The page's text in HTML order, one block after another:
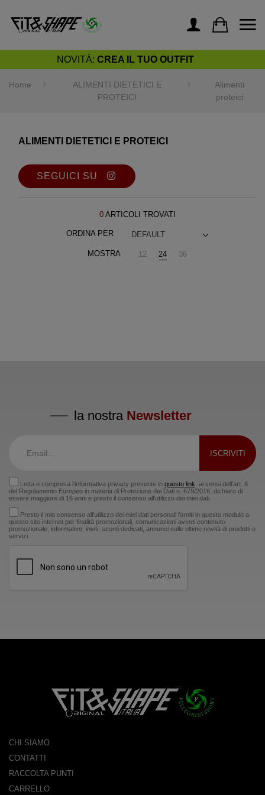
NOVITÀ: CREA IL TUO OUTFIT
Home
ALIMENTI DIETETICI E
PROTEICI
Alimenti
proteici
ALIMENTI DIETETICI E PROTEICI
SEGUICI SU
0ARTICOLI TROVATI
ORDINA PER DEFAULT
MOSTRA 12 24 36
la nostra Newsletter
Letta e compresa l’informativa privacy presente in questo link , ai sensi dell’art. 6
del Regolamento Europeo in materia di Protezione dei Dati n. 679/2016, dichiaro di
essere maggiore di 16 anni e presto il consenso all’utilizzo dei miei dati.
Presto il mio consenso all'utilizzo dei miei dati personali forniti in questo modulo a
questo sito internet per finalità promozionali, comunicazioni aventi contenuto
promozionale, informativo, inviti, sconti dedicati, annunci sulle ultime novità di prodotti e
servizi.
CHI SIAMO
CONTATTI
RACCOLTA PUNTI
CARRELLO